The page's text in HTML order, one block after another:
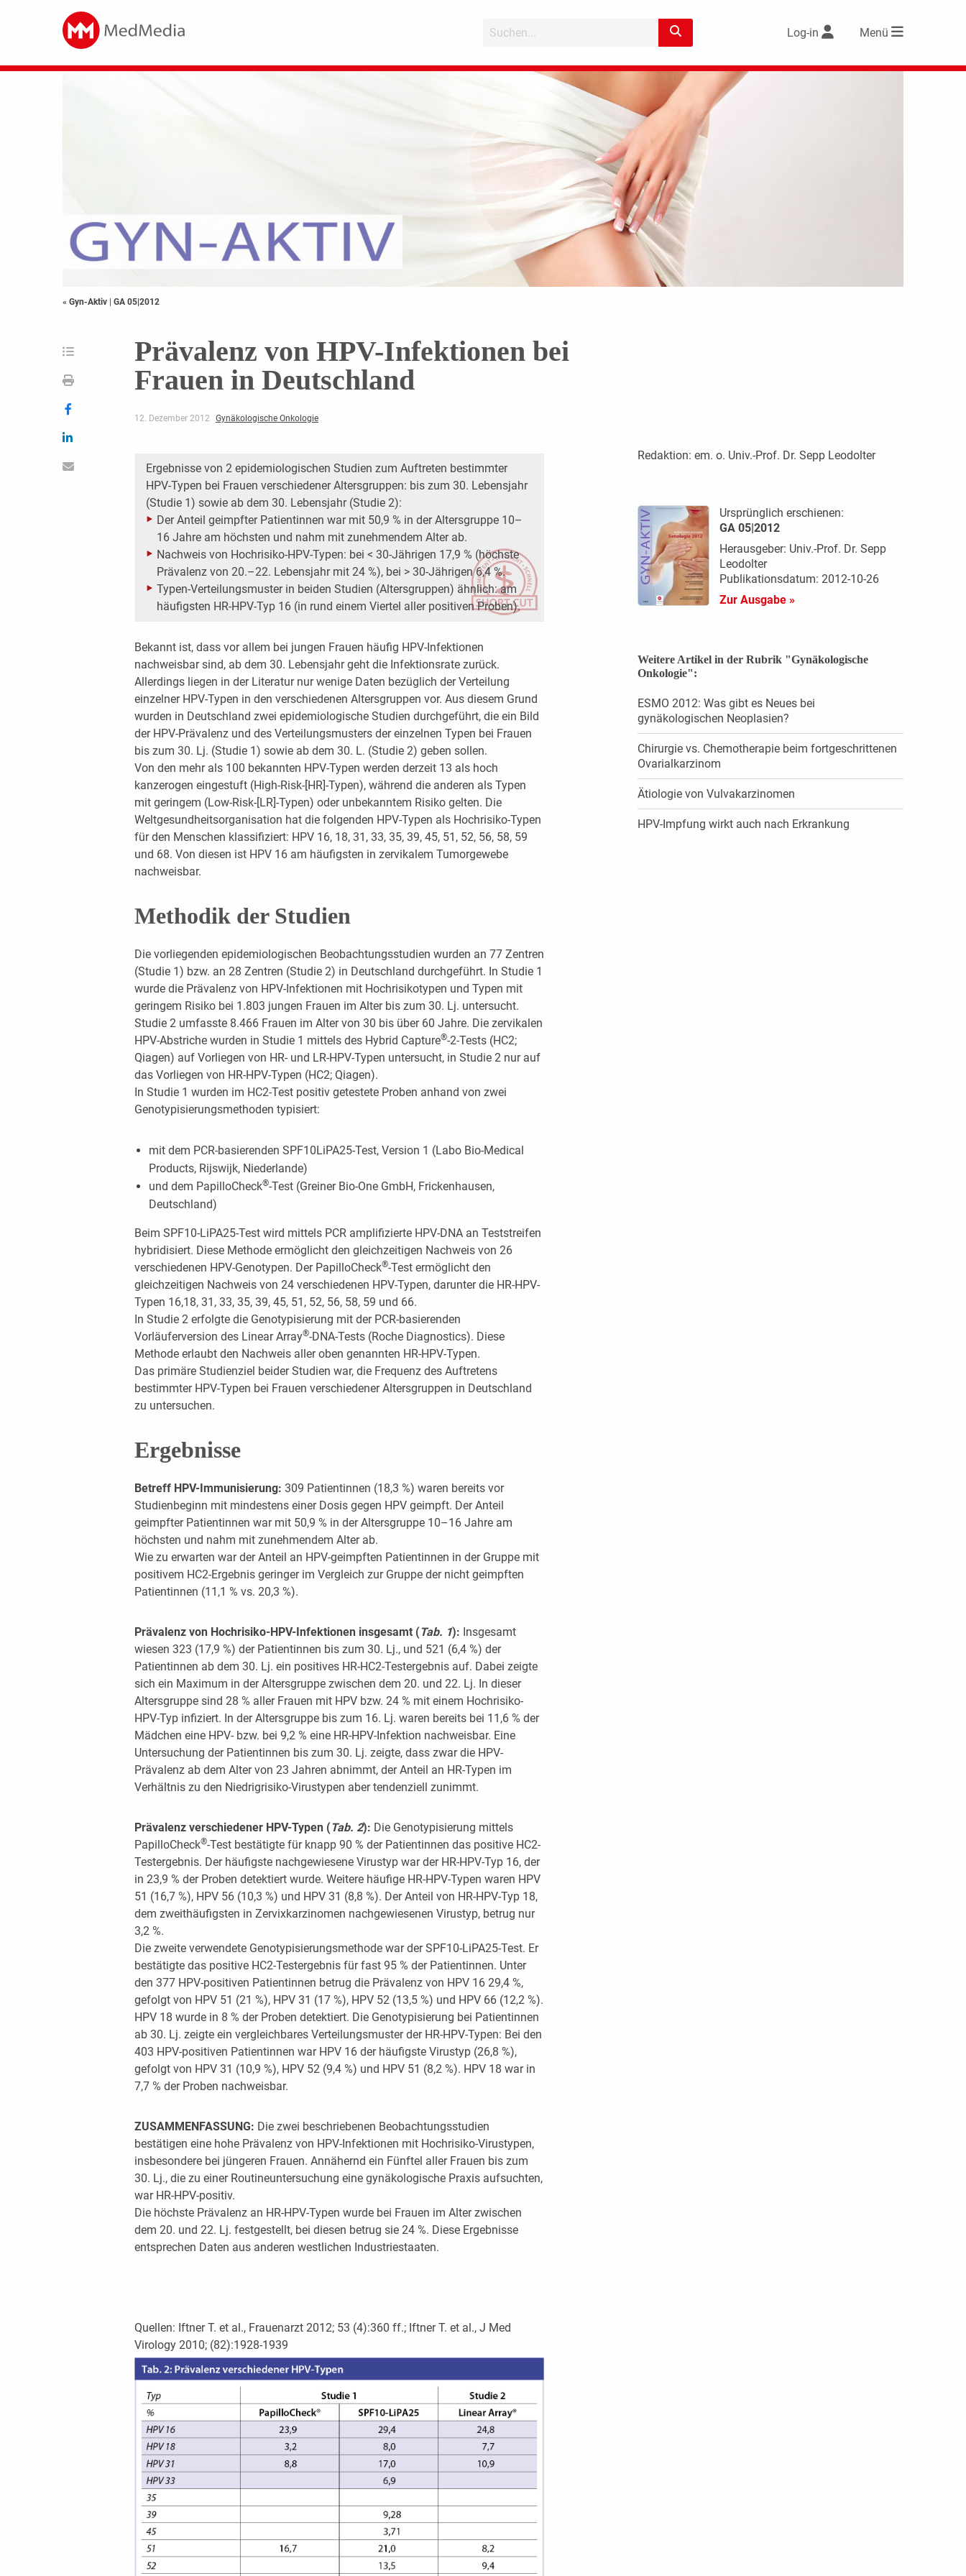
Log-in Menü
« Gyn-Aktiv | GA 05|2012
Prävalenz von HPV-Infektionen bei
Frauen in Deutschland
12. Dezember 2012 Gynäkologische Onkologie
Ergebnisse von 2 epidemiologischen Studien zum Auftreten bestimmter
HPV-Typen bei Frauen verschiedener Altersgruppen: bis zum 30. Lebensjahr
(Studie 1) sowie ab dem 30. Lebensjahr (Studie 2):
Der Anteil geimpfter Patientinnen war mit 50,9 % in der Altersgruppe 10–
16 Jahre am höchsten und nahm mit zunehmendem Alter ab.
Nachweis von Hochrisiko-HPV-Typen: bei < 30-Jährigen 17,9 % (höchste
Prävalenz von 20.–22. Lebensjahr mit 24 %), bei > 30-Jährigen 6,4 %.
Typen-Verteilungsmuster in beiden Studien (Altersgruppen) ähnlich: am
häufigsten HR-HPV-Typ 16 (in rund einem Viertel aller positiven Proben).
Bekannt ist, dass vor allem bei jungen Frauen häufig HPV-Infektionen
nachweisbar sind, ab dem 30. Lebensjahr geht die Infektionsrate zurück.
Allerdings liegen in der Literatur nur wenige Daten bezüglich der Verteilung
einzelner HPV-Typen in den verschiedenen Altersgruppen vor. Aus diesem Grund
wurden in Deutschland zwei epidemiologische Studien durchgeführt, die ein Bild
der HPV-Prävalenz und des Verteilungsmusters der einzelnen Typen bei Frauen
bis zum 30. Lj. (Studie 1) sowie ab dem 30. L. (Studie 2) geben sollen.
Von den mehr als 100 bekannten HPV-Typen werden derzeit 13 als hoch
kanzerogen eingestuft (High-Risk-[HR]-Typen), während die anderen als Typen
mit geringem (Low-Risk-[LR]-Typen) oder unbekanntem Risiko gelten. Die
Weltgesundheitsorganisation hat die folgenden HPV-Typen als Hochrisiko-Typen
für den Menschen klassifiziert: HPV 16, 18, 31, 33, 35, 39, 45, 51, 52, 56, 58, 59
und 68. Von diesen ist HPV 16 am häufigsten in zervikalem Tumorgewebe
nachweisbar.
Methodik der Studien
Die vorliegenden epidemiologischen Beobachtungsstudien wurden an 77 Zentren
(Studie 1) bzw. an 28 Zentren (Studie 2) in Deutschland durchgeführt. In Studie 1
wurde die Prävalenz von HPV-Infektionen mit Hochrisikotypen und Typen mit
geringem Risiko bei 1.803 jungen Frauen im Alter bis zum 30. Lj. untersucht.
Studie 2 umfasste 8.466 Frauen im Alter von 30 bis über 60 Jahre. Die zervikalen
HPV-Abstriche wurden in Studie 1 mittels des Hybrid Capture®-2-Tests (HC2;
Qiagen) auf Vorliegen von HR- und LR-HPV-Typen untersucht, in Studie 2 nur auf
das Vorliegen von HR-HPV-Typen (HC2; Qiagen).
In Studie 1 wurden im HC2-Test positiv getestete Proben anhand von zwei
Genotypisierungsmethoden typisiert:
mit dem PCR-basierenden SPF10LiPA25-Test, Version 1 (Labo Bio-Medical
Products, Rijswijk, Niederlande)
und dem PapilloCheck®-Test (Greiner Bio-One GmbH, Frickenhausen,
Deutschland)
Beim SPF10-LiPA25-Test wird mittels PCR amplifizierte HPV-DNA an Teststreifen
hybridisiert. Diese Methode ermöglicht den gleichzeitigen Nachweis von 26
verschiedenen HPV-Genotypen. Der PapilloCheck®-Test ermöglicht den
gleichzeitigen Nachweis von 24 verschiedenen HPV-Typen, darunter die HR-HPV-
Typen 16,18, 31, 33, 35, 39, 45, 51, 52, 56, 58, 59 und 66.
In Studie 2 erfolgte die Genotypisierung mit der PCR-basierenden
Vorläuferversion des Linear Array®-DNA-Tests (Roche Diagnostics). Diese
Methode erlaubt den Nachweis aller oben genannten HR-HPV-Typen.
Das primäre Studienziel beider Studien war, die Frequenz des Auftretens
bestimmter HPV-Typen bei Frauen verschiedener Altersgruppen in Deutschland
zu untersuchen.
Ergebnisse
Betreff HPV-Immunisierung: 309 Patientinnen (18,3 %) waren bereits vor
Studienbeginn mit mindestens einer Dosis gegen HPV geimpft. Der Anteil
geimpfter Patientinnen war mit 50,9 % in der Altersgruppe 10–16 Jahre am
höchsten und nahm mit zunehmendem Alter ab.
Wie zu erwarten war der Anteil an HPV-geimpften Patientinnen in der Gruppe mit
positivem HC2-Ergebnis geringer im Vergleich zur Gruppe der nicht geimpften
Patientinnen (11,1 % vs. 20,3 %).
Prävalenz von Hochrisiko-HPV-Infektionen insgesamt (Tab. 1): Insgesamt
wiesen 323 (17,9 %) der Patientinnen bis zum 30. Lj., und 521 (6,4 %) der
Patientinnen ab dem 30. Lj. ein positives HR-HC2-Testergebnis auf. Dabei zeigte
sich ein Maximum in der Altersgruppe zwischen dem 20. und 22. Lj. In dieser
Altersgruppe sind 28 % aller Frauen mit HPV bzw. 24 % mit einem Hochrisiko-
HPV-Typ infiziert. In der Altersgruppe bis zum 16. Lj. waren bereits bei 11,6 % der
Mädchen eine HPV- bzw. bei 9,2 % eine HR-HPV-Infektion nachweisbar. Eine
Untersuchung der Patientinnen bis zum 30. Lj. zeigte, dass zwar die HPV-
Prävalenz ab dem Alter von 23 Jahren abnimmt, der Anteil an HR-Typen im
Verhältnis zu den Niedrigrisiko-Virustypen aber tendenziell zunimmt.
Prävalenz verschiedener HPV-Typen (Tab. 2): Die Genotypisierung mittels
PapilloCheck®-Test bestätigte für knapp 90 % der Patientinnen das positive HC2-
Testergebnis. Der häufigste nachgewiesene Virustyp war der HR-HPV-Typ 16, der
in 23,9 % der Proben detektiert wurde. Weitere häufige HR-HPV-Typen waren HPV
51 (16,7 %), HPV 56 (10,3 %) und HPV 31 (8,8 %). Der Anteil von HR-HPV-Typ 18,
dem zweithäufigsten in Zervixkarzinomen nachgewiesenen Virustyp, betrug nur
3,2 %.
Die zweite verwendete Genotypisierungsmethode war der SPF10-LiPA25-Test. Er
bestätigte das positive HC2-Testergebnis für fast 95 % der Patientinnen. Unter
den 377 HPV-positiven Patientinnen betrug die Prävalenz von HPV 16 29,4 %,
gefolgt von HPV 51 (21 %), HPV 31 (17 %), HPV 52 (13,5 %) und HPV 66 (12,2 %).
HPV 18 wurde in 8 % der Proben detektiert. Die Genotypisierung bei Patientinnen
ab 30. Lj. zeigte ein vergleichbares Verteilungsmuster der HR-HPV-Typen: Bei den
403 HPV-positiven Patientinnen war HPV 16 der häufigste Virustyp (26,8 %),
gefolgt von HPV 31 (10,9 %), HPV 52 (9,4 %) und HPV 51 (8,2 %). HPV 18 war in
7,7 % der Proben nachweisbar.
ZUSAMMENFASSUNG: Die zwei beschriebenen Beobachtungsstudien
bestätigen eine hohe Prävalenz von HPV-Infektionen mit Hochrisiko-Virustypen,
insbesondere bei jüngeren Frauen. Annähernd ein Fünftel aller Frauen bis zum
30. Lj., die zu einer Routineuntersuchung eine gynäkologische Praxis aufsuchten,
war HR-HPV-positiv.
Die höchste Prävalenz an HR-HPV-Typen wurde bei Frauen im Alter zwischen
dem 20. und 22. Lj. festgestellt, bei diesen betrug sie 24 %. Diese Ergebnisse
entsprechen Daten aus an­deren westlichen Industriestaaten.
Quellen: Iftner T. et al., Frauenarzt 2012; 53 (4):360 ff.; Iftner T. et al., J Med
Virology 2010; (82):1928-1939
Redaktion: em. o. Univ.-Prof. Dr. Sepp Leodolter
Ursprünglich erschienen:
GA 05|2012
Herausgeber: Univ.-Prof. Dr. Sepp
Leodolter
Publikationsdatum: 2012-10-26
Zur Ausgabe »
Weitere Artikel in der Rubrik "Gynäkologische
Onkologie":
ESMO 2012: Was gibt es Neues bei
gynäkologischen Neoplasien?
Chirurgie vs. Chemotherapie beim fortgeschrittenen
Ovarialkarzinom
Ätiologie von Vulvakarzinomen
HPV-Impfung wirkt auch nach Erkrankung